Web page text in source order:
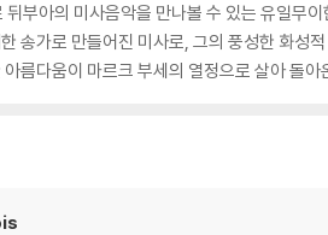
부아의 미사음악을 만나볼 수 있는 유일무
송가로 만들어진 미사로, 그의 풍성한 화
름다움이 마르크 부세의 열정으로 살아 돌